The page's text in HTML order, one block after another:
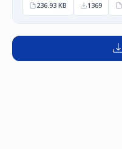
236.93 KB 1369